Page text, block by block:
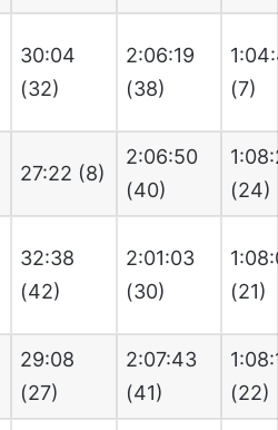
30:04
(32)
2:06:19
(38)
(7)
27:22 (8)
2:06:50
(40)
(24)
32:38
(42)
2:01:03
(30)
(21)
29:08
(27)
2:07:43
(41)
(22)